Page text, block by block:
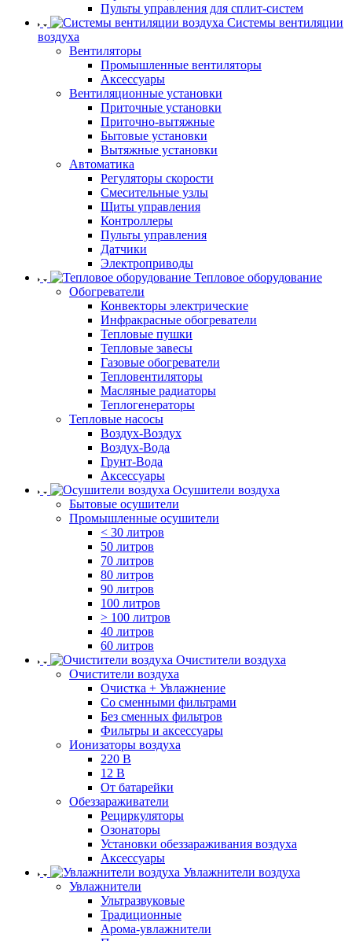
Пульты управления для сплит-систем
Системы вентиляции
воздуха
Вентиляторы
Промышленные вентиляторы
Аксессуары
Вентиляционные установки
Приточные установки
Приточно-вытяжные
Бытовые установки
Вытяжные установки
Автоматика
Регуляторы скорости
Смесительные узлы
Щиты управления
Контроллеры
Пульты управления
Датчики
Электроприводы
Тепловое оборудование
Обогреватели
Конвекторы электрические
Инфракрасные обогреватели
Тепловые пушки
Тепловые завесы
Газовые обогреватели
Тепловентиляторы
Масляные радиаторы
Теплогенераторы
Тепловые насосы
Воздух-Воздух
Воздух-Вода
Грунт-Вода
Аксессуары
Осушители воздуха
Бытовые осушители
Промышленные осушители
< 30 литров
50 литров
70 литров
80 литров
90 литров
100 литров
> 100 литров
40 литров
60 литров
Очистители воздуха
Очистители воздуха
Очистка + Увлажнение
Cо сменными фильтрами
Без сменных фильтров
Фильтры и аксессуары
Ионизаторы воздуха
220 В
12 В
От батарейки
Обеззараживатели
Рециркуляторы
Озонаторы
Установки обеззараживания воздуха
Аксессуары
Увлажнители воздуха
Увлажнители
Ультразвуковые
Традиционные
Арома-увлажнители